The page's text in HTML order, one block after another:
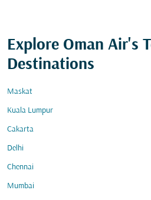
Explore Oman Air's
Destinations
Maskat
Kuala Lumpur
Cakarta
Delhi
Chennai
Mumbai